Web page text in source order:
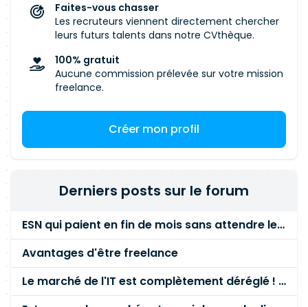
Faites-vous chasser
Les recruteurs viennent directement chercher
leurs futurs talents dans notre CVthèque.
100% gratuit
Aucune commission prélevée sur votre mission
freelance.
Créer mon profil
Derniers posts sur le forum
ESN qui paient en fin de mois sans attendre le paiement client ?
Avantages d'être freelance
Le marché de l'IT est complètement déréglé ! STOP à cette mascarade ! Il faut s'unir et résister !